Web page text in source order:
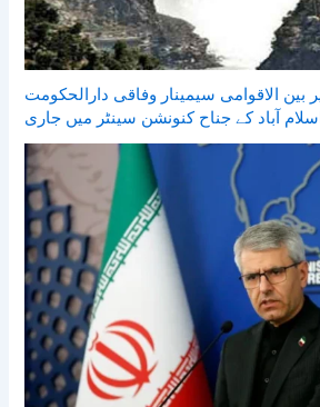
الاقوامی سیمینار وفاقی دارالحکومت
اسلام آباد کے جناح کنونشن سینٹر میں جاری